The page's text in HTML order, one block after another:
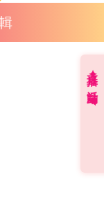
直播✦活動